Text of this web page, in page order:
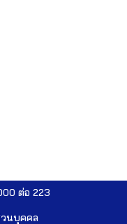
ต่อ 223
นบุคคล​